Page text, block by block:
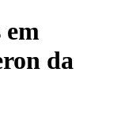
em
da